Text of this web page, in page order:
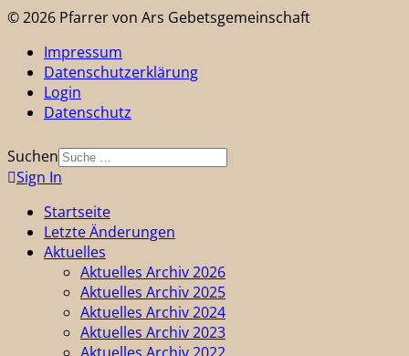
© 2026 Pfarrer von Ars Gebetsgemeinschaft
Impressum
Datenschutzerklärung
Login
Datenschutz
Suchen
Sign In
Startseite
Letzte Änderungen
Aktuelles
Aktuelles Archiv 2026
Aktuelles Archiv 2025
Aktuelles Archiv 2024
Aktuelles Archiv 2023
Aktuelles Archiv 2022